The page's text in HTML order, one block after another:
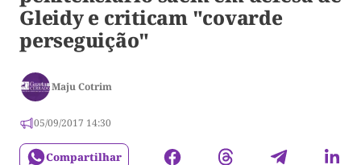
Gleidy e criticam "covarde
perseguição"
Maju Cotrim
05/09/2017 14:30
Compartilhar